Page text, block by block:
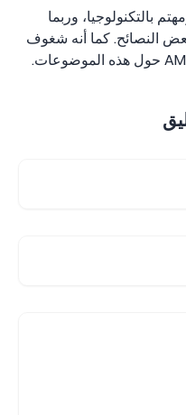
بالتكنولوجيا، وربما
النصائح. كما أنه شغوف